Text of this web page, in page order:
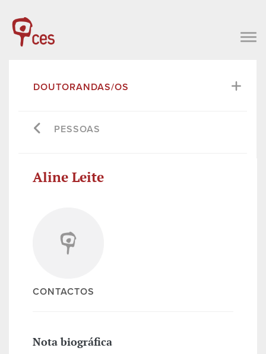
DOUTORANDAS/OS
PESSOAS
Aline Leite
CONTACTOS
Nota biográfica